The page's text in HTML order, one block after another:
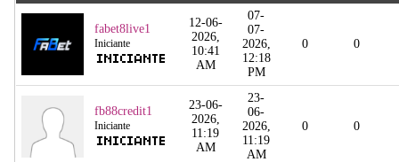
fabet8live1
Iniciante
12-06-
2026,
10:41
AM
07-
07-
2026,
12:18
PM
0 0
fb88credit1
Iniciante
23-06-
2026,
11:19
AM
23-
06-
2026,
11:19
AM
0 0